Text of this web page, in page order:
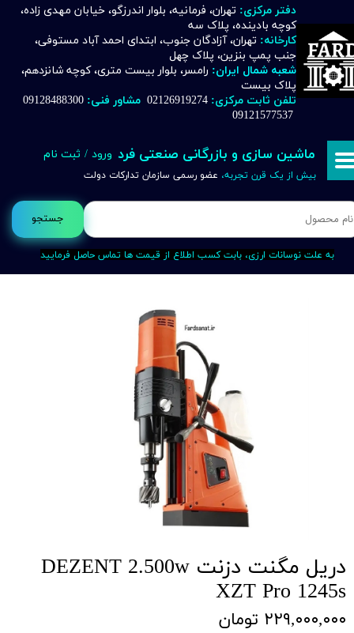
جستجو
دفتر مرکزی: تهران، فرمانیه، بلوار اندرزگو، خیابان مهدی زاده،
کوچه بادینده، پلاک سه
کارخانه: تهران، آزادگان جنوب، ابتدای احمد آباد مستوفی،
جنب پمپ بنزین، پلاک چهل
شعبه شمال ایران: رامسر، بلوار بیست متری، کوچه شانزدهم،
پلاک بیست
تلفن ثابت مرکزی: 02126919274 مشاور فنی:
09121577537
ماشین سازی و بازرگانی صنعتی فرد
بیش از یک قرن تجربه، عضو رسمی سازمان تدارکات دولت
ورود / ثبت نام
حساب کاربری من
تغییر گذر واژه
خروج از حساب کاربری
به علت نوسانات ارزی، بابت کسب اطلاع از قیمت ها تماس حاصل فرمایید
دریل مگنت دزنت DEZENT 2.500w
XZT Pro 1245s
۲۲۹,۰۰۰,۰۰۰ تومان